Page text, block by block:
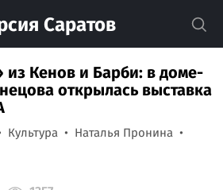
Саратов
Кенов и Барби: в доме-
открылась выставка
Культура
Наталья Пронина